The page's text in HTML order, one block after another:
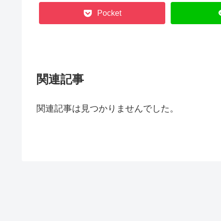
Pocket
関連記事
関連記事は見つかりませんでした。